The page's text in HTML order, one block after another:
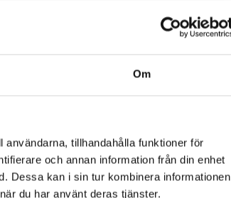
Om
tillhandahålla funktioner för
och annan information från din enhet
Dessa kan i sin tur kombinera informationen
du har använt deras tjänster.